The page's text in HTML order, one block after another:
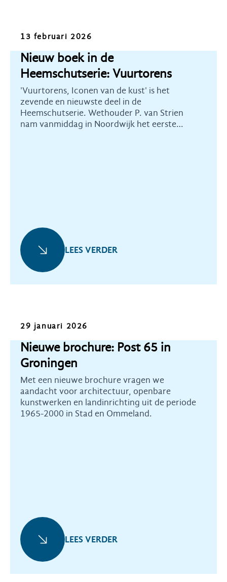
Nieuws
13 februari 2026
Nieuw boek in de
Heemschutserie: Vuurtorens
'Vuurtorens, Iconen van de kust' is het
zevende en nieuwste deel in de
Heemschutserie. Wethouder P. van Strien
nam vanmiddag in Noordwijk het eerste
LEES VERDER
Nieuws
29 januari 2026
Nieuwe brochure: Post 65 in
Groningen
Met een nieuwe brochure vragen we
aandacht voor architectuur, openbare
kunstwerken en landinrichting uit de periode
1965-2000 in Stad en Ommeland.
LEES VERDER